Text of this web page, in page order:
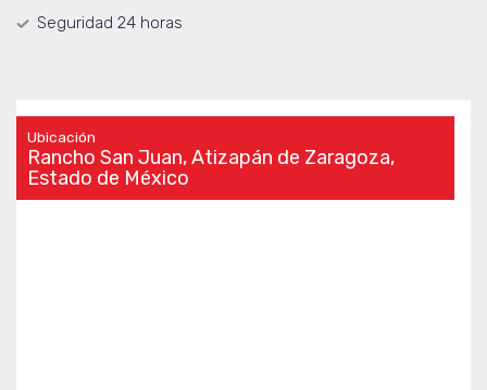
Seguridad 24 horas
Ubicación
Rancho San Juan, Atizapán de Zaragoza,
Estado de México